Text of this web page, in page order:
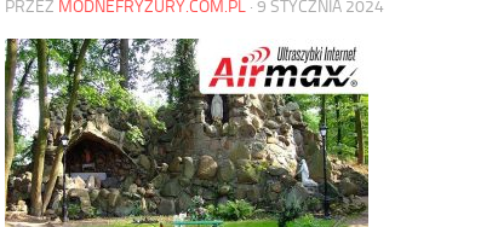
PRZEZ MODNEFRYZURY.COM.PL · 9 STYCZNIA 2024